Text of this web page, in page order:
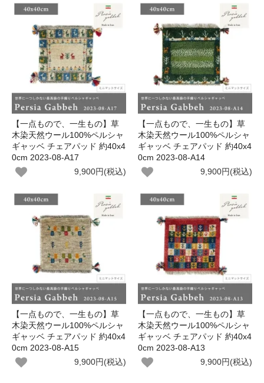
【一点もので、一生もの】草
木染天然ウール100%ペルシャ
ギャッベ チェアパッド 約40x4
0cm 2023-08-A17
9,900円(税込)
【一点もので、一生もの】草
木染天然ウール100%ペルシャ
ギャッベ チェアパッド 約40x4
0cm 2023-08-A14
9,900円(税込)
【一点もので、一生もの】草
木染天然ウール100%ペルシャ
ギャッベ チェアパッド 約40x4
0cm 2023-08-A15
9,900円(税込)
【一点もので、一生もの】草
木染天然ウール100%ペルシャ
ギャッベ チェアパッド 約40x4
0cm 2023-08-A13
9,900円(税込)